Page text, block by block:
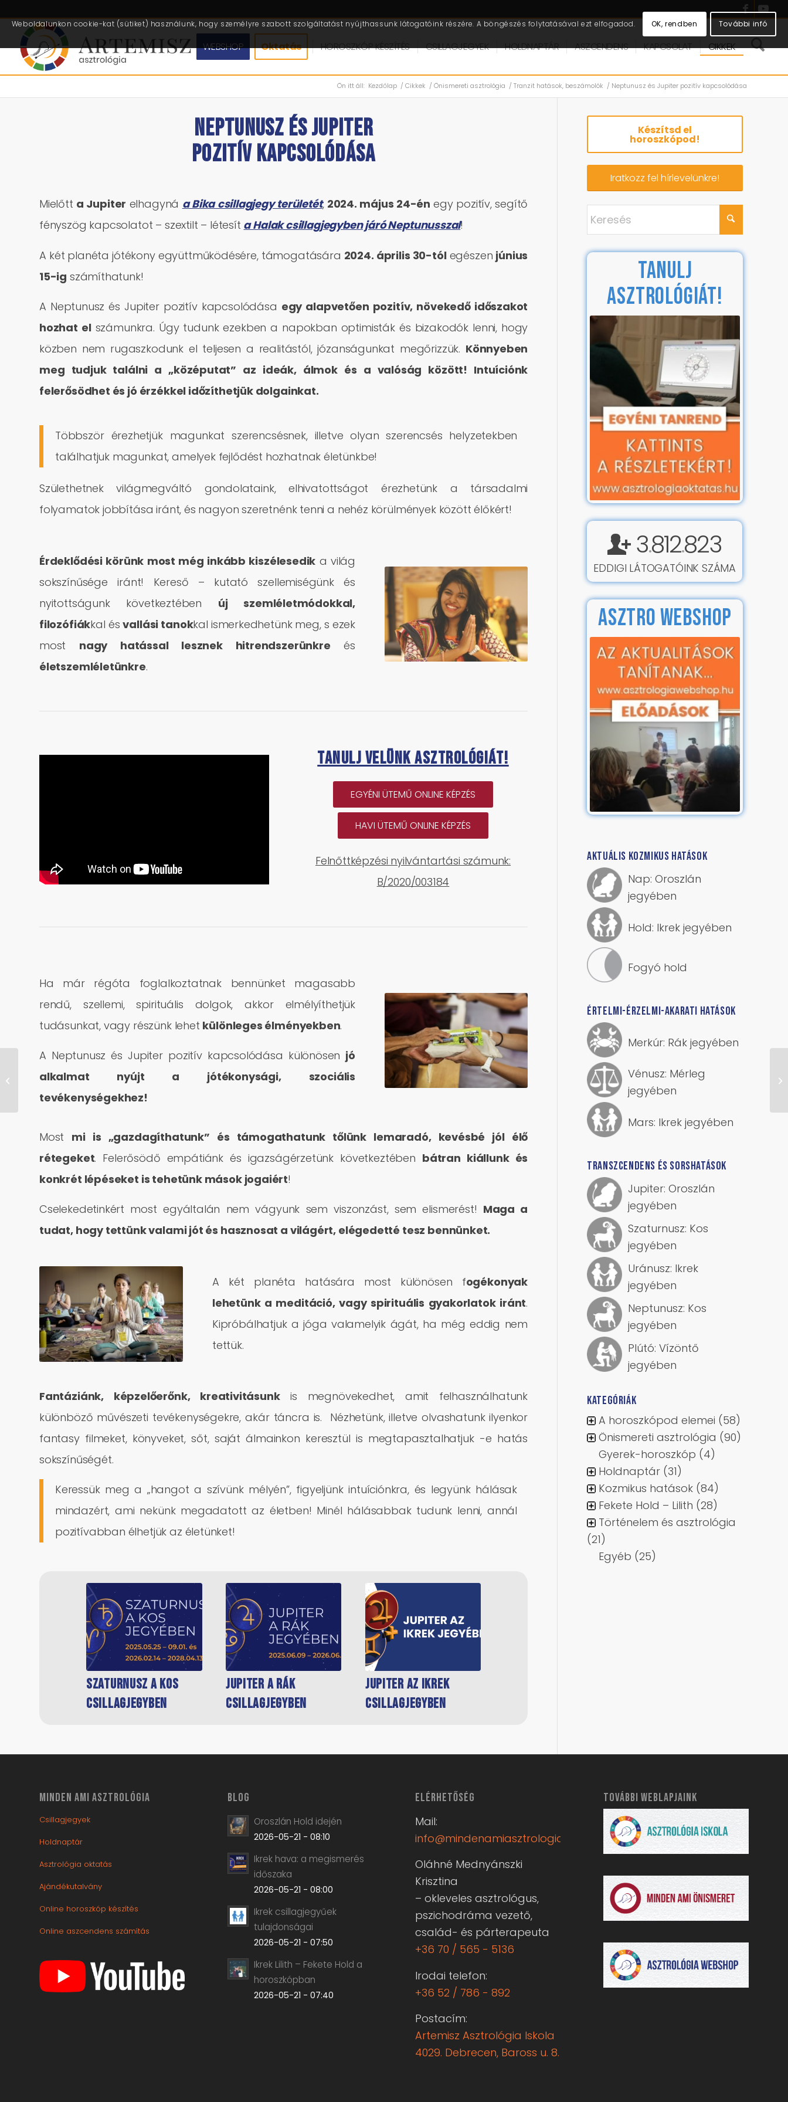
WEBSHOP Oktatás HOROSZKÓP KÉSZÍTÉS CSILLAGJEGYEK HOLDNAPTÁR ASZCENDENS KAPCSOLAT CIKKEK
Ön itt áll: Kezdőlap / Cikkek / Önismereti asztrológia / Tranzit hatások, beszámolók / Neptunusz és Jupiter pozitív kapcsolódása
NEPTUNUSZ ÉS JUPITER
POZITÍV KAPCSOLÓDÁSA
Mielőtt a Jupiter elhagyná a Bika csillagjegy területét, 2024. május 24-én egy pozitív, segítő
fényszög kapcsolatot – szextilt – létesít a Halak csillagjegyben járó Neptunusszal!
A két planéta jótékony együttműködésére, támogatására 2024. április 30-tól egészen június
15-ig számíthatunk!
A Neptunusz és Jupiter pozitív kapcsolódása egy alapvetően pozitív, növekedő időszakot
hozhat el számunkra. Úgy tudunk ezekben a napokban optimisták és bizakodók lenni, hogy
közben nem rugaszkodunk el teljesen a realitástól, józanságunkat megőrizzük. Könnyeben
meg tudjuk találni a „középutat” az ideák, álmok és a valóság között! Intuíciónk
felerősödhet és jó érzékkel időzíthetjük dolgainkat.
Többször érezhetjük magunkat szerencsésnek, illetve olyan szerencsés helyzetekben
találhatjuk magunkat, amelyek fejlődést hozhatnak életünkbe!
Születhetnek világmegváltó gondolataink, elhivatottságot érezhetünk a társadalmi
folyamatok jobbítása iránt, és nagyon szeretnénk tenni a nehéz körülmények között élőkért!
Érdeklődési körünk most még inkább kiszélesedik a világ
sokszínűsége iránt! Kereső – kutató szellemiségünk és
nyitottságunk következtében új szemléletmódokkal,
filozófiákkal ésvallási tanokkal ismerkedhetünk meg, s ezek
most nagy hatással lesznek hitrendszerünkre és
életszemléletünkre.
Tanulj velünk asztrológiát!
EGYÉNI ÜTEMŰ ONLINE KÉPZÉS
HAVI ÜTEMŰ ONLINE KÉPZÉS
Felnőttképzési nyilvántartási számunk:
B/2020/003184
Ha már régóta foglalkoztatnak bennünket magasabb
rendű, szellemi, spirituális dolgok, akkor elmélyíthetjük
tudásunkat, vagy részünk lehet különleges élményekben.
A Neptunusz és Jupiter pozitív kapcsolódása különösen jó
alkalmat nyújt a jótékonysági, szociális
tevékenységekhez!
Most mi is „gazdagíthatunk” és támogathatunk tőlünk lemaradó, kevésbé jól élő
rétegeket. Felerősödő empátiánk és igazságérzetünk következtében bátran kiállunk és
konkrét lépéseket is tehetünk mások jogaiért!
Cselekedetinkért most egyáltalán nem vágyunk sem viszonzást, sem elismerést! Maga a
tudat, hogy tettünk valami jót és hasznosat a világért, elégedetté tesz bennünket.
A két planéta hatására most különösen fogékonyak
lehetünk a meditáció, vagy spirituális gyakorlatok iránt.
Kipróbálhatjuk a jóga valamelyik ágát, ha még eddig nem
tettük.
Fantáziánk, képzelőerőnk, kreativitásunkis megnövekedhet, amit felhasználhatunk
különböző művészeti tevékenységekre, akár táncra is. Nézhetünk, illetve olvashatunk ilyenkor
fantasy filmeket, könyveket, sőt, saját álmainkon keresztül is megtapasztalhatjuk -e hatás
sokszínűségét.
Keressük meg a „hangot a szívünk mélyén”, figyeljünk intuíciónkra, és legyünk hálásak
mindazért, ami nekünk megadatott az életben! Minél hálásabbak tudunk lenni, annál
pozitívabban élhetjük az életünket!
Szaturnusz a Kos
csillagjegyben
Jupiter a Rák
csillagjegyben
Jupiter az Ikrek
csillagjegyben
Készítsd el
horoszkópod!
Iratkozz fel hírlevelünkre!
TANULJ
ASZTROLÓGIÁT!
3.812.823
EDDIGI LÁTOGATÓINK SZÁMA
ASZTRO WEBSHOP
AKTUÁLIS KOZMIKUS HATÁSOK
Nap: Oroszlán
jegyében
Hold: Ikrek jegyében
Fogyó hold
ÉRTELMI-ÉRZELMI-AKARATI HATÁSOK
Merkúr: Rák jegyében
Vénusz: Mérleg
jegyében
Mars: Ikrek jegyében
TRANSZCENDENS ÉS SORSHATÁSOK
Jupiter: Oroszlán
jegyében
Szaturnusz: Kos
jegyében
Uránusz: Ikrek
jegyében
Neptunusz: Kos
jegyében
Plútó: Vízöntő
jegyében
KATEGÓRIÁK
A horoszkópod elemei (58)
Önismereti asztrológia (90)
Gyerek-horoszkóp (4)
Holdnaptár (31)
Kozmikus hatások (84)
Fekete Hold – Lilith (28)
Történelem és asztrológia
(21)
Egyéb (25)
MINDEN AMI ASZTROLÓGIA
Csillagjegyek
Holdnaptár
Asztrológia oktatás
Ajándékutalvány
Online horoszkóp készítés
Online aszcendens számítás
BLOG
Oroszlán Hold idején
2026-05-21 - 08:10
Ikrek hava: a megismerés
időszaka
2026-05-21 - 08:00
Ikrek csillagjegyűek
tulajdonságai
2026-05-21 - 07:50
Ikrek Lilith – Fekete Hold a
horoszkópban
2026-05-21 - 07:40
ELÉRHETŐSÉG
Mail:
info@mindenamiasztrologia.hu
Oláhné Mednyánszki
Krisztina
– okleveles asztrológus,
pszichodráma vezető,
család- és párterapeuta
+36 70 / 565 - 5136
Irodai telefon:
+36 52 / 786 - 892
Postacím:
Artemisz Asztrológia Iskola
4029. Debrecen, Baross u. 8.
TOVÁBBI WEBLAPJAINK
Jupiter a Bika
Weboldalunkon cookie-kat (sütiket) használunk, hogy személyre szabott szolgáltatást nyújthassunk látogatóink részére. A böngészés folytatásával ezt elfogadod. OK, rendben További infó